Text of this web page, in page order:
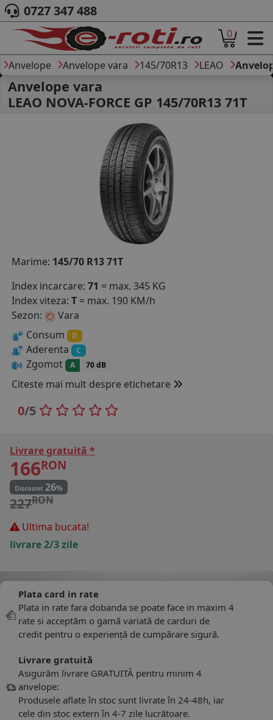
ACASA
DESPRE NOI
ANVELOPE
AUTO
CAMION
MOTO
AGROINDUSTRIALE
CAUTARE DUPA
DIMENSIUNI
PRODUCATORI ANVELOPE
MARCA AUTO
B2B - COLABORARE COMPANII
COS ( 0 PRODUSE)
0727 347 488
0
Anvelope Anvelope vara 145/70R13 LEAO
Anvelope vara
LEAO NOVA-FORCE GP 145/70R13 71T
Marime: 145/70 R13 71T
Index incarcare: 71 = max. 345 KG
Index viteza: T = max. 190 KM/h
Sezon:
Vara
Consum
D
Aderenta C
Zgomot A 70 dB
Citeste mai mult despre etichetare
0/5
Livrare gratuită *
166RON
Discount 26%
227RON
Ultima bucata!
livrare 2/3 zile
Plata card in rate
Plata in rate fara dobanda se poate face in maxim 4
rate si acceptăm o gamă variată de carduri de
credit pentru o experiență de cumpărare sigură.
Livrare gratuită
Asigurăm livrare GRATUITĂ pentru minim 4
anvelope:
Produsele aflate în stoc sunt livrate în 24-48h, iar
cele din stoc extern în 4-7 zile lucrătoare.